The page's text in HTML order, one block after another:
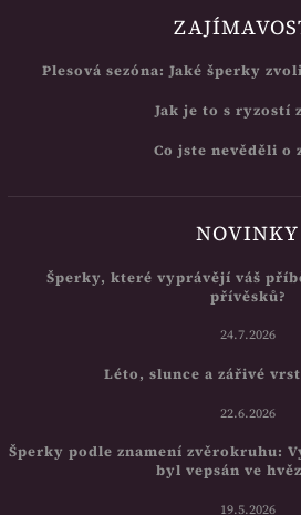
Plesová sezóna: Jaké šperky
Jak je to s ryzostí
Co jste nevěděli o
NOVINKY
Šperky, které vyprávějí váš
přívěsků?
24.7.2026
Léto, slunce a zářivé
22.6.2026
Šperky podle znamení zvěrokruhu:
byl vepsán ve
19.5.2026